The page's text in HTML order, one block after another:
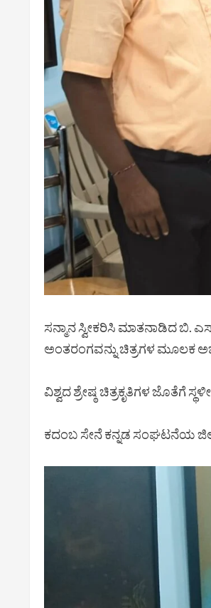
ಸನ್ಮಾನ ಸ್ವೀಕರಿಸಿ ಮಾತನಾಡಿದ ಬಿ.
ಅಂತರಂಗವನ್ನು ಚಿತ್ರಗಳ ಮೂಲಕ
ವಿಶ್ವದ ಶ್ರೇಷ್ಠ ಚಿತ್ರಕೃತಿಗಳ ಜೊತೆಗೆ
ಕದಂಬ ಸೇನೆ ಕನ್ನಡ ಸಂಘಟನೆಯ